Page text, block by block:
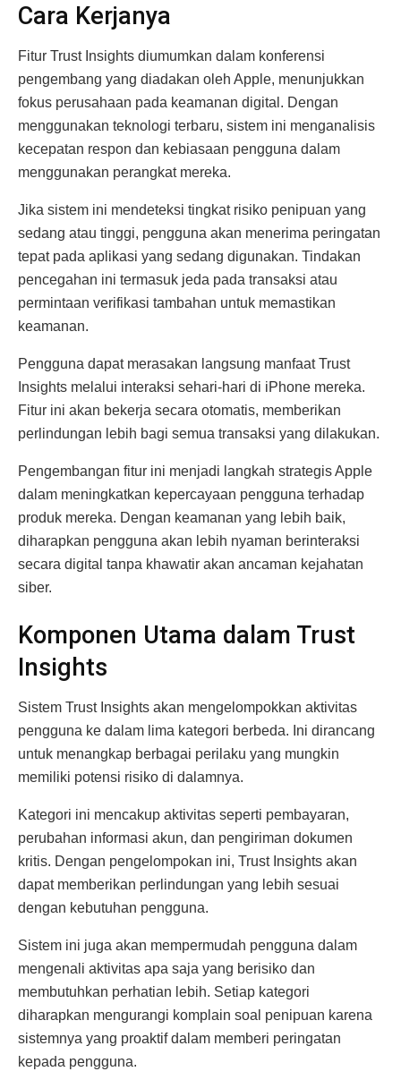
Cara Kerjanya
Fitur Trust Insights diumumkan dalam konferensi
pengembang yang diadakan oleh Apple, menunjukkan
fokus perusahaan pada keamanan digital. Dengan
menggunakan teknologi terbaru, sistem ini menganalisis
kecepatan respon dan kebiasaan pengguna dalam
menggunakan perangkat mereka.
Jika sistem ini mendeteksi tingkat risiko penipuan yang
sedang atau tinggi, pengguna akan menerima peringatan
tepat pada aplikasi yang sedang digunakan. Tindakan
pencegahan ini termasuk jeda pada transaksi atau
permintaan verifikasi tambahan untuk memastikan
keamanan.
Pengguna dapat merasakan langsung manfaat Trust
Insights melalui interaksi sehari-hari di iPhone mereka.
Fitur ini akan bekerja secara otomatis, memberikan
perlindungan lebih bagi semua transaksi yang dilakukan.
Pengembangan fitur ini menjadi langkah strategis Apple
dalam meningkatkan kepercayaan pengguna terhadap
produk mereka. Dengan keamanan yang lebih baik,
diharapkan pengguna akan lebih nyaman berinteraksi
secara digital tanpa khawatir akan ancaman kejahatan
siber.
Komponen Utama dalam Trust
Insights
Sistem Trust Insights akan mengelompokkan aktivitas
pengguna ke dalam lima kategori berbeda. Ini dirancang
untuk menangkap berbagai perilaku yang mungkin
memiliki potensi risiko di dalamnya.
Kategori ini mencakup aktivitas seperti pembayaran,
perubahan informasi akun, dan pengiriman dokumen
kritis. Dengan pengelompokan ini, Trust Insights akan
dapat memberikan perlindungan yang lebih sesuai
dengan kebutuhan pengguna.
Sistem ini juga akan mempermudah pengguna dalam
mengenali aktivitas apa saja yang berisiko dan
membutuhkan perhatian lebih. Setiap kategori
diharapkan mengurangi komplain soal penipuan karena
sistemnya yang proaktif dalam memberi peringatan
kepada pengguna.